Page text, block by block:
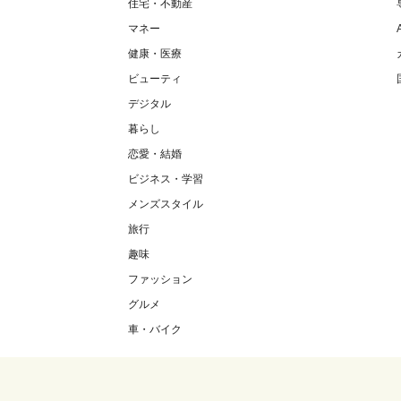
住宅・不動産
マネー
健康・医療
ビューティ
デジタル
暮らし
恋愛・結婚
ビジネス・学習
メンズスタイル
旅行
趣味
ファッション
グルメ
車・バイク